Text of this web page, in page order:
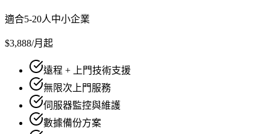
適合5-20人中小企業
$3,888/月起
遠程 + 上門技術支援
無限次上門服務
伺服器監控與維護
數據備份方案